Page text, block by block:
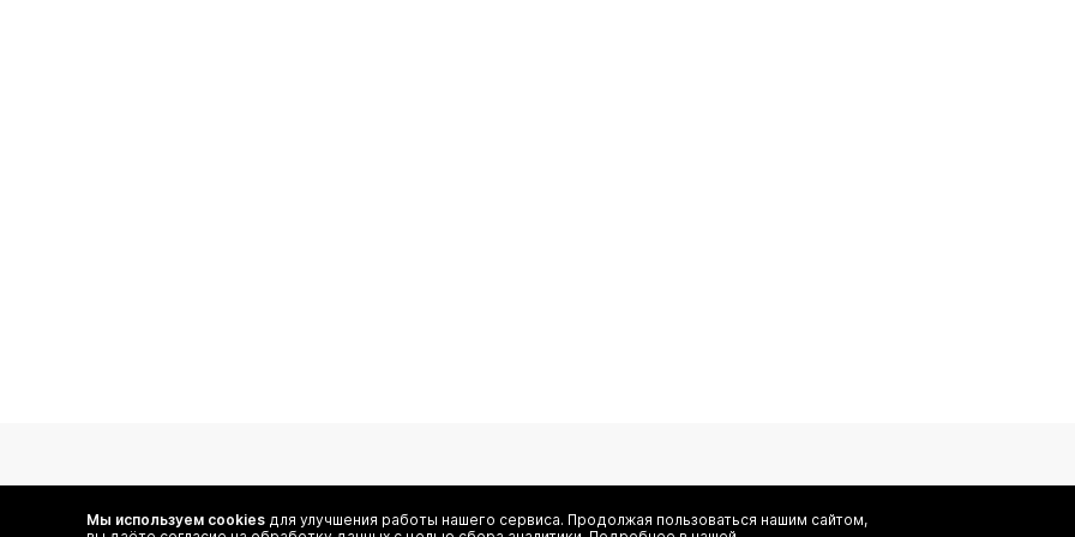
Мы используем cookies для улучшения работы нашего сервиса. Продолжая пользоваться нашим сайтом,